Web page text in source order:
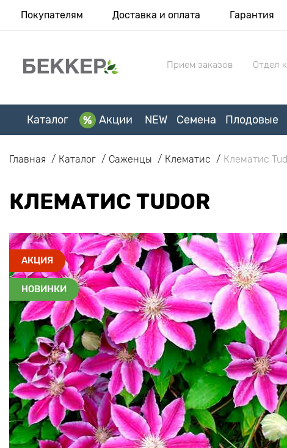
Покупателям Доставка и оплата Гарантия
Прием заказов Отдел
Каталог Акции NEW Семена Плодовые
Главная Каталог Саженцы Клематис Клематис
КЛЕМАТИС TUDOR
АКЦИЯ
НОВИНКИ